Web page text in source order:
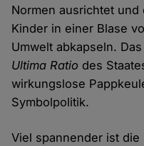
Normen ausrichtet
Kinder in einer Blase
Umwelt abkapseln.
Ultima Ratio des
wirkungslose
Symbolpolitik.
Viel spannender ist